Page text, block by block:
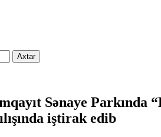
Sənaye Parkında
iştirak edib